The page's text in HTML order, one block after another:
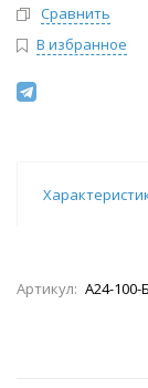
Сравнить
В избранное
Артикул: А24-100-